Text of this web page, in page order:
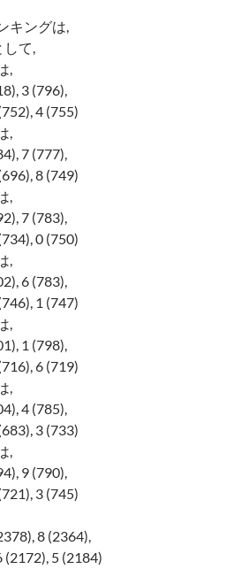
キングは,
して,
,
3 (796),
4 (755)
,
7 (777),
8 (749)
,
7 (783),
0 (750)
,
6 (783),
1 (747)
,
1 (798),
6 (719)
,
4 (785),
3 (733)
,
9 (790),
3 (745)
8 (2364),
5 (2184)